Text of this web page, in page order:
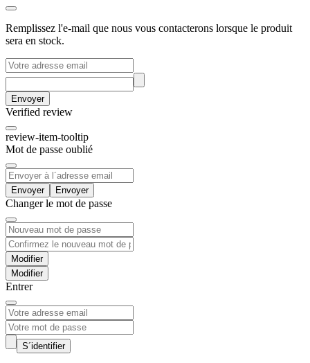
Remplissez l'e-mail que nous vous contacterons lorsque le produit
sera en stock.
Envoyer
Verified review
review-item-tooltip
Mot de passe oublié
Envoyer
Changer le mot de passe
Modifier
Entrer
S´identifier